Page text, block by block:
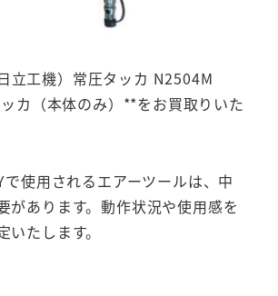
立工機）常圧タッカ N2504M
カ（本体のみ）**をお買取りいた
使用されるエアーツールは、中
があります。動作状況や使用感を
たします。